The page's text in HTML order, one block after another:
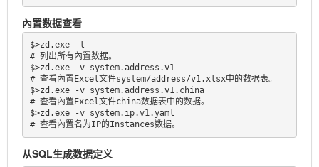
內置数据查看
$>zd.exe -l
# 列出所有內置数据。
$>zd.exe -v system.address.v1
# 查看內置Excel文件system/address/v1.xlsx中的数据表。
$>zd.exe -v system.address.v1.china
# 查看內置Excel文件china数据表中的数据。
$>zd.exe -v system.ip.v1.yaml
# 查看內置名为IP的Instances数据。
从SQL生成数据定义